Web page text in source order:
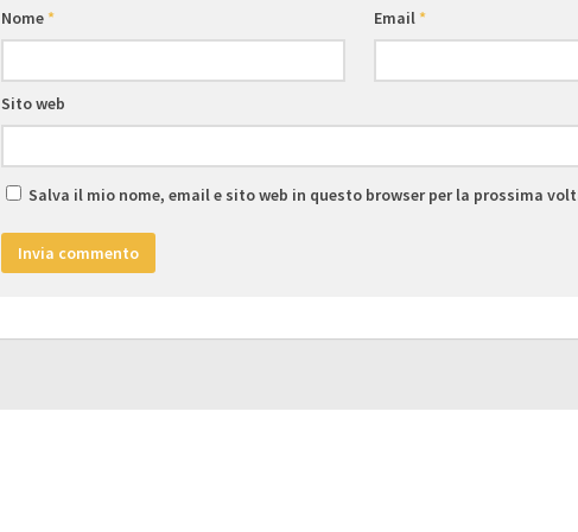
Nome* Email*
Sito web
Salva il mio nome, email e sito web in questo browser per la prossima